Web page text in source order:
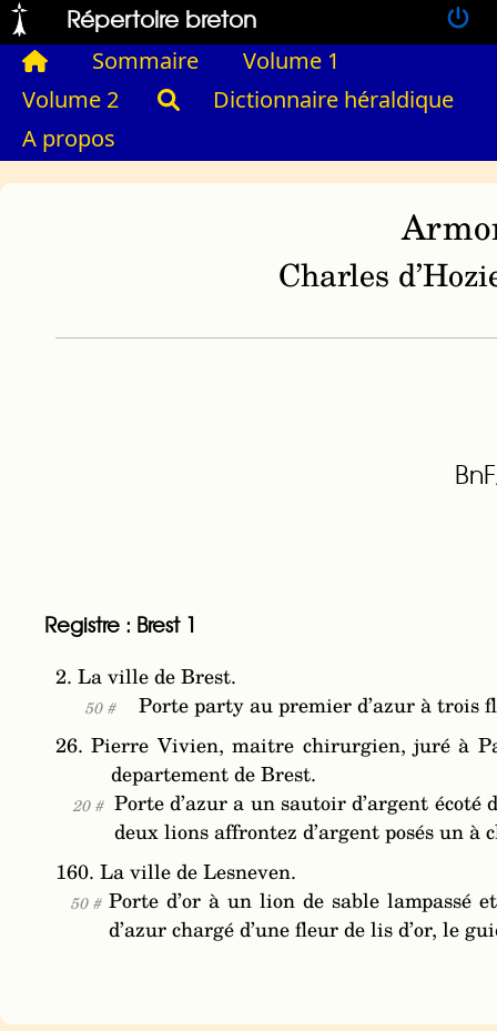
Répertoire breton
Sommaire
Volume 1
Volume 2
Dictionnaire héraldique
A propos
Charles
Registre : Brest 1
2. La ville de Brest.
50 #
Porte party au premier d’azur à trois
26. Pierre Vivien, maitre chirurgien, juré à
departement de Brest.
20 # Porte d’azur a un sautoir d’argent écoté
deux lions affrontez d’argent posés un à
160. La ville de Lesneven.
50 # Porte d’or à un lion de sable lampassé
d’azur chargé d’une fleur de lis d’or, le